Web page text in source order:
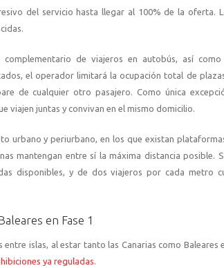
del servicio hasta llegar al 100% de la oferta.
de viajeros en autobús, así
el operador limitará la ocupación total de
de cualquier otro pasajero. Como única
viajen juntas y convivan en el mismo domicilio.
urbano y periurbano, en los que existan
mantengan entre sí la máxima distancia posible.
disponibles, y de dos viajeros por cada metro
en Fase 1
islas, al estar tanto las Canarias como Baleares
ya reguladas.